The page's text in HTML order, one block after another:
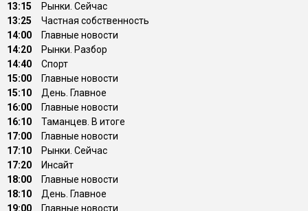
13:15
Рынки. Сейчас
13:25
Частная собственность
14:00
Главные новости
14:20
Рынки. Разбор
14:40
Спорт
15:00
Главные новости
15:10
День. Главное
16:00
Главные новости
16:10
Таманцев. В итоге
17:00
Главные новости
17:10
Рынки. Сейчас
17:20
Инсайт
18:00
Главные новости
18:10
День. Главное
19:00
Главные новости